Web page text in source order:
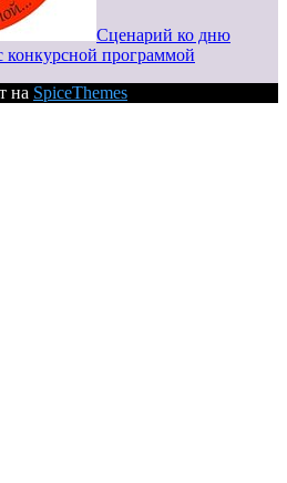
Сценарий ко дню
конкурсной программой
на SpiceThemes